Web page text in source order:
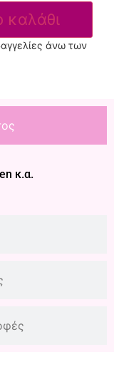
καλάθι
άνω των
κ.α.